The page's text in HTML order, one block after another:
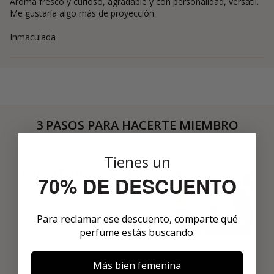
Me gustaría algo más de proyección.
Inmaculada
3 PASOS PARA HACERTE MIEMBRO
01
ENCUENTRA LO QUE TE
GUSTA
Tienes un
70% DE DESCUENTO
Para reclamar ese descuento, comparte qué
perfume estás buscando.
Más bien femenina